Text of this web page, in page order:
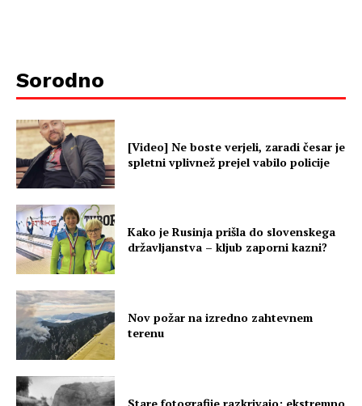
Sorodno
[Video] Ne boste verjeli, zaradi česar je
spletni vplivnež prejel vabilo policije
Kako je Rusinja prišla do slovenskega
državljanstva – kljub zaporni kazni?
Nov požar na izredno zahtevnem
terenu
Stare fotografije razkrivajo: ekstremno